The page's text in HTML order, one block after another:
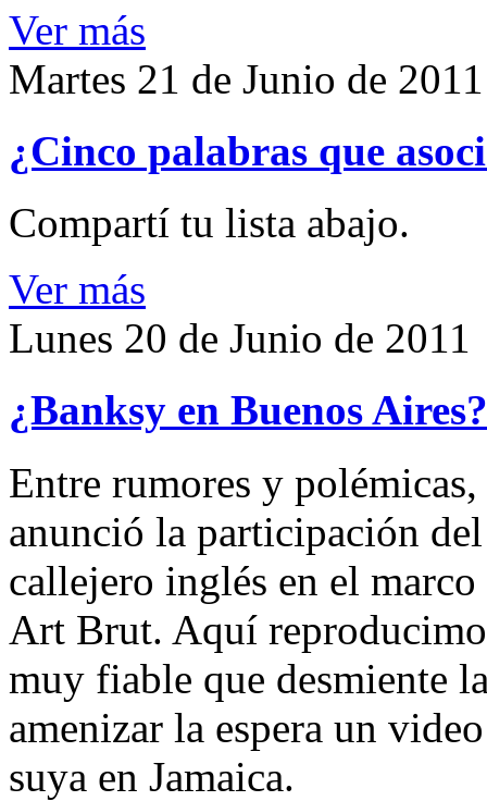
Ver más
Martes 21 de Junio de 2011
¿Cinco palabras que
Compartí tu lista abajo.
Ver más
Lunes 20 de Junio de 2011
¿Banksy en Buenos
Entre rumores y
anunció la participación
callejero inglés en el
Art Brut. Aquí
muy fiable que desmiente
amenizar la espera un
suya en Jamaica.